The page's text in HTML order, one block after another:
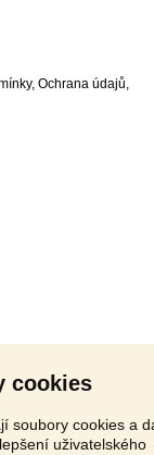
cookies
soubory cookies a
uživatelského
, Ochrana údajů,